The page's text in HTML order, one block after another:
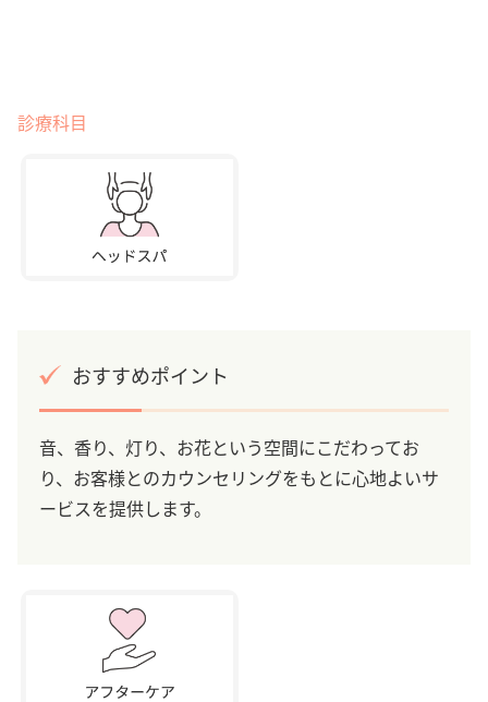
診療科目
おすすめポイント
音、香り、灯り、お花という空間にこだわってお
り、お客様とのカウンセリングをもとに心地よいサ
ービスを提供します。